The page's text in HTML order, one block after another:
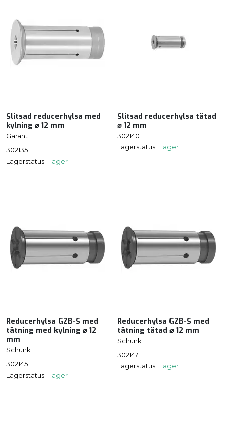
Slitsad reducerhylsa med
kylning ⌀ 12 mm
Garant
302135
Lagerstatus: I lager
Slitsad reducerhylsa tätad
⌀ 12 mm
302140
Lagerstatus: I lager
Reducerhylsa GZB-S med
tätning med kylning ⌀ 12
mm
Schunk
302145
Lagerstatus: I lager
Reducerhylsa GZB-S med
tätning tätad ⌀ 12 mm
Schunk
302147
Lagerstatus: I lager